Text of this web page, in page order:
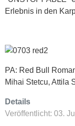
Erlebnis in den
PA: Red Bull
Mihai Stetcu, Attila
Details
Veröffentlicht: 03.